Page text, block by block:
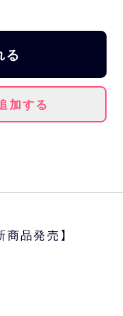
る
加する
ユニフォーム
品発売】